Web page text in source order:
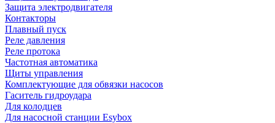
Защита электродвигателя
Контакторы
Плавный пуск
Реле давления
Реле протока
Частотная автоматика
Щиты управления
Комплектующие для обвязки насосов
Гаситель гидроудара
Для колодцев
Для насосной станции Esybox